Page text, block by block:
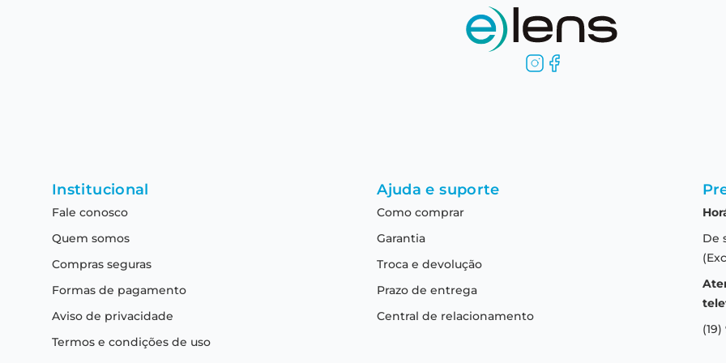
Institucional
Fale conosco
Quem somos
Compras seguras
Formas de pagamento
Aviso de privacidade
Termos e condições de uso
Ajuda e suporte
Como comprar
Garantia
Troca e devolução
Prazo de entrega
Central de relacionamento
De